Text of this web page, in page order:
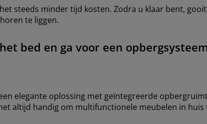
steeds minder tijd kosten. Zodra u klaar bent,
te liggen.
bed en ga voor een
elegante oplossing met geïntegreerde
altijd handig om multifunctionele meubelen in